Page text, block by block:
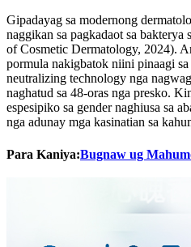
Gipadayag sa modernong
naggikan sa pagkadaot sa bakterya
of Cosmetic Dermatology, 2024).
pormula nakigbatok niini pinaagi
neutralizing technology nga
naghatud sa 48-oras nga presko.
espesipiko sa gender naghiusa sa
nga adunay mga kasinatian sa
Para Kaniya:Bugnaw ug